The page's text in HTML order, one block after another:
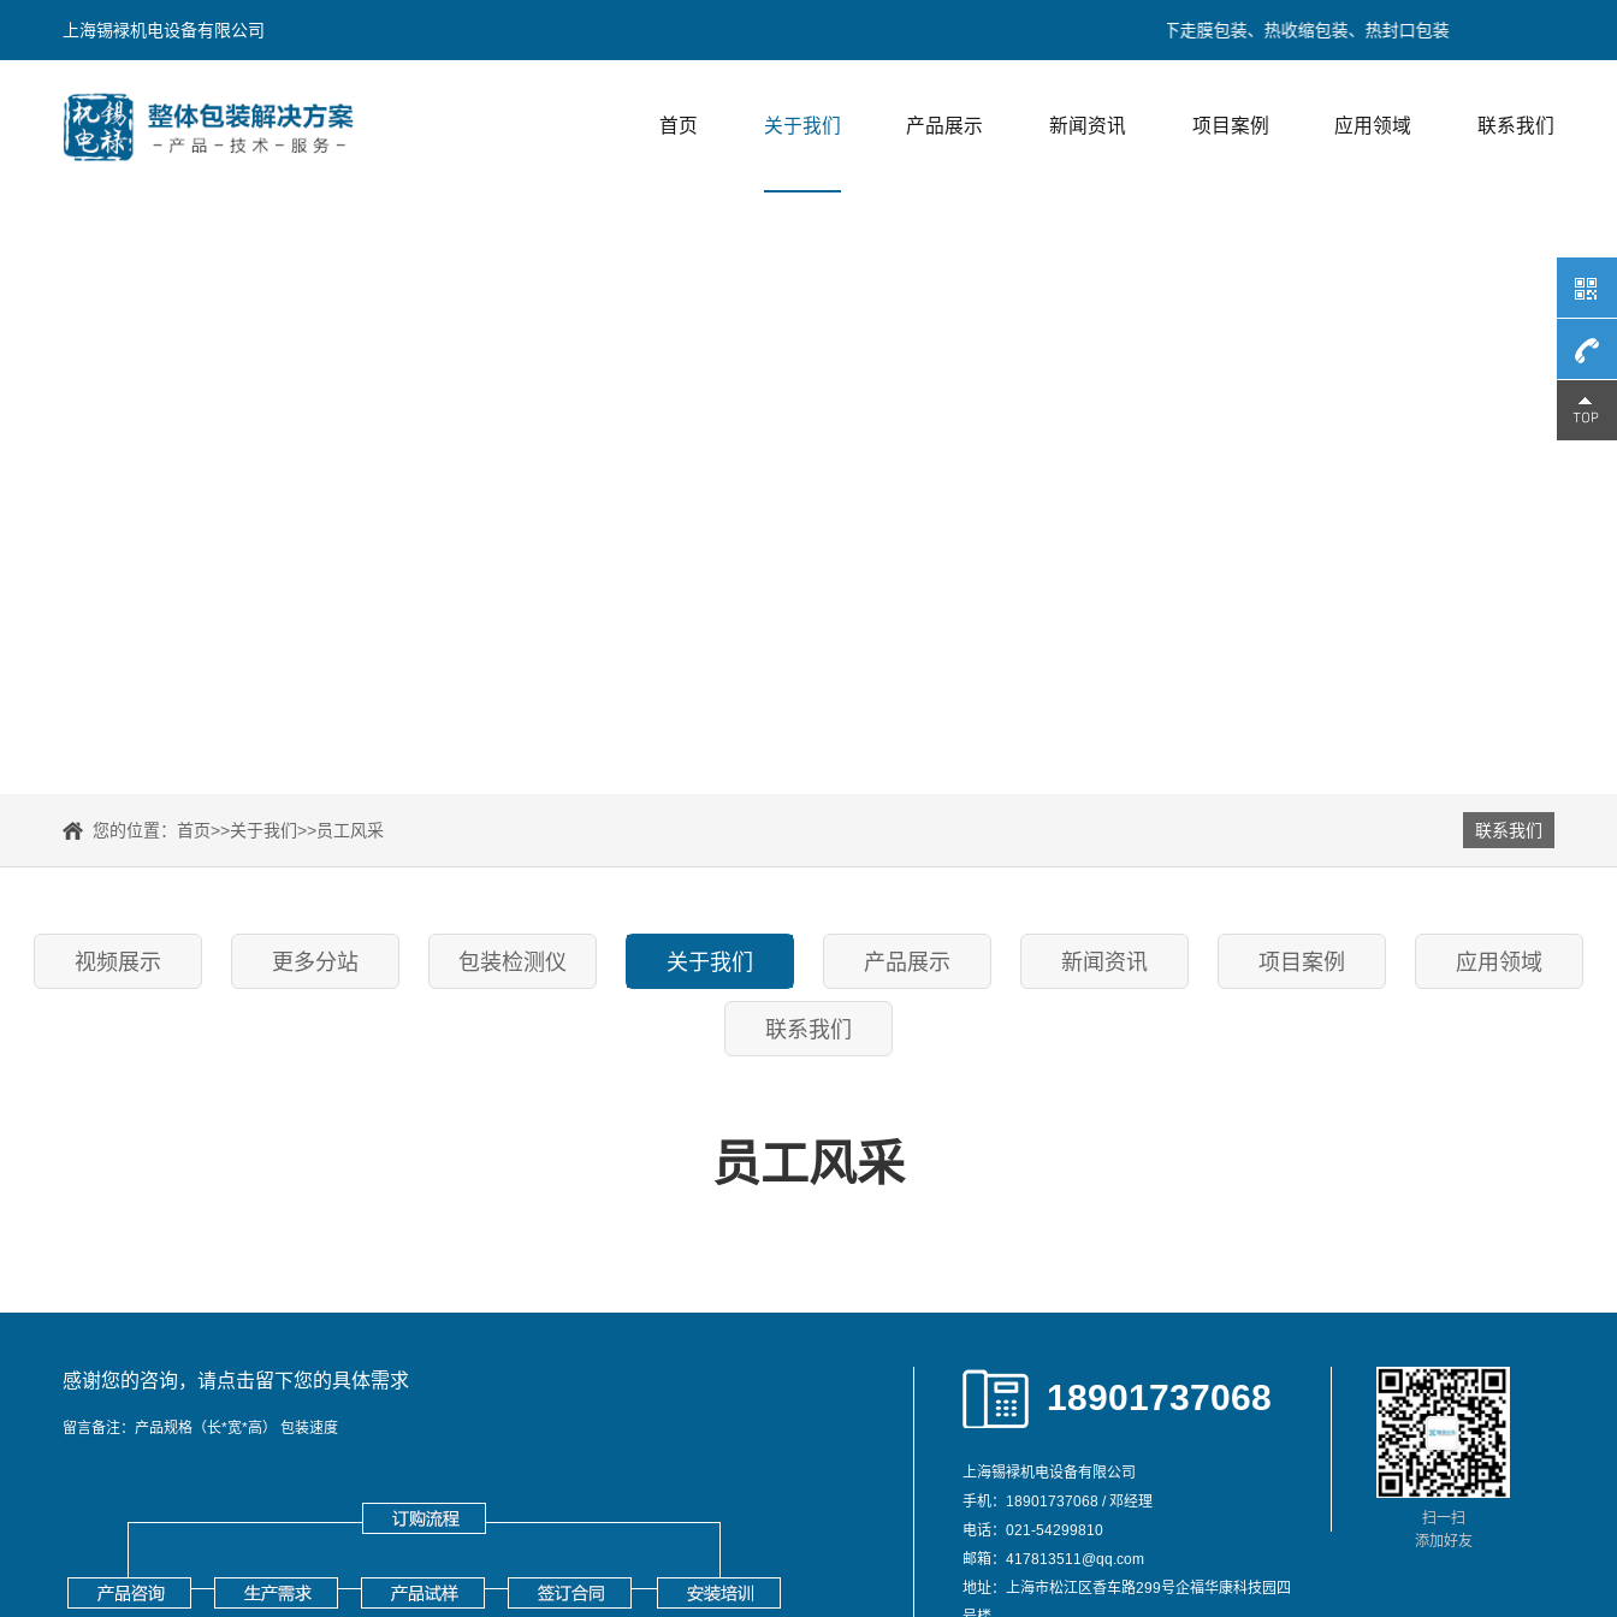
上海锡䘵机电设备有限公司 上走膜包装、下走膜包装、热收缩包装、热封口包装
首页 关于我们 产品展示 新闻资讯 项目案例 应用领域 联系我们
联系我们
您的位置： 首页>>关于我们>>员工风采
视频展示 更多分站 包装检测仪 关于我们 产品展示 新闻资讯 项目案例 应用领域
联系我们
员工风采
感谢您的咨询，请点击留下您的具体需求
留言备注：产品规格（长*宽*高） 包装速度
扫一扫
添加好友
18901737068
上海锡䘵机电设备有限公司
手机：18901737068 / 邓经理
电话：021-54299810
邮箱：417813511@qq.com
地址：上海市松江区香车路299号企福华康科技园四